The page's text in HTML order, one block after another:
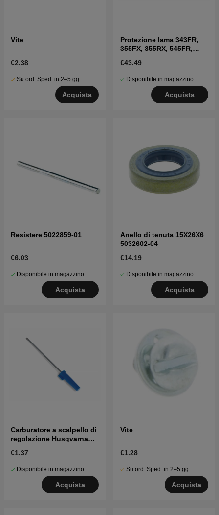
Vite
€2.38
Su ord. Sped. in 2–5 gg
Acquista
Protezione lama 343FR,
355FX, 355RX, 545FR,
€43.49
Disponibile in magazzino
Acquista
Resistere 5022859-01
€6.03
Disponibile in magazzino
Acquista
Anello di tenuta 15X26X6
5032602-04
€14.19
Disponibile in magazzino
Acquista
Carburatore a scalpello di
regolazione Husqvarna
€1.37
Disponibile in magazzino
Acquista
Vite
€1.28
Su ord. Sped. in 2–5 gg
Acquista